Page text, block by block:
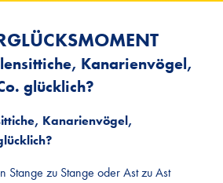
Kanarienvögel,
glücklich?
Kanarienvögel,
Stange zu Stange oder Ast zu Ast